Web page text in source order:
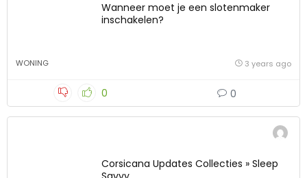
Wanneer moet je een slotenmaker
inschakelen?
WONING 3 years ago
0 0
Corsicana Updates Collecties » Sleep